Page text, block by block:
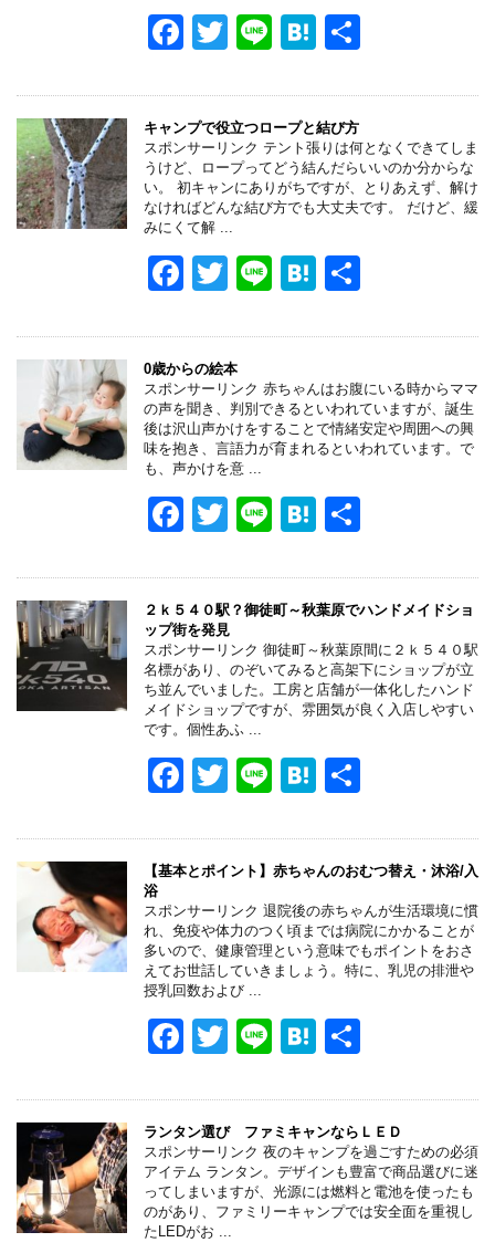
F
c
e
b
o
o
k
T
tt
er
Li
e
H
e
n
a
キャンプで役立つロープと結び方
スポンサーリンク テント張りは何となくできてしま
うけど、ロープってどう結んだらいいのか分からな
い。 初キャンにありがちですが、とりあえず、解け
なければどんな結び方でも大丈夫です。 だけど、緩
みにくて解 ...
F
c
e
b
o
o
k
T
tt
er
Li
e
H
e
n
a
0歳からの絵本
スポンサーリンク 赤ちゃんはお腹にいる時からママ
の声を聞き、判別できるといわれていますが、誕生
後は沢山声かけをすることで情緒安定や周囲への興
味を抱き、言語力が育まれるといわれています。で
も、声かけを意 ...
F
c
e
b
o
o
k
T
tt
er
Li
e
H
e
n
a
２ｋ５４０駅？御徒町～秋葉原でハンドメイドショ
ップ街を発見
スポンサーリンク 御徒町～秋葉原間に２ｋ５４０駅
名標があり、のぞいてみると高架下にショップが立
ち並んでいました。工房と店舗が一体化したハンド
メイドショップですが、雰囲気が良く入店しやすい
です。個性あふ ...
F
c
e
b
o
o
k
T
tt
er
Li
e
H
e
n
a
【基本とポイント】赤ちゃんのおむつ替え・沐浴/入
浴
スポンサーリンク 退院後の赤ちゃんが生活環境に慣
れ、免疫や体力のつく頃までは病院にかかることが
多いので、健康管理という意味でもポイントをおさ
えてお世話していきましょう。特に、乳児の排泄や
授乳回数および ...
F
c
e
b
o
T
tt
er
Li
e
H
e
n
a
ランタン選び ファミキャンならＬＥＤ
スポンサーリンク 夜のキャンプを過ごすための必須
アイテム ランタン。デザインも豊富で商品選びに迷
ってしまいますが、光源には燃料と電池を使ったも
のがあり、ファミリーキャンプでは安全面を重視し
たLEDがお ...